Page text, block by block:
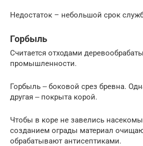
Недостаток – небольшой срок
Горбыль
Считается отходами
промышленности.
Горбыль ‒ боковой срез бревна.
другая ‒ покрыта корой.
Чтобы в коре не завелись
созданием ограды материал
обрабатывают антисептиками.